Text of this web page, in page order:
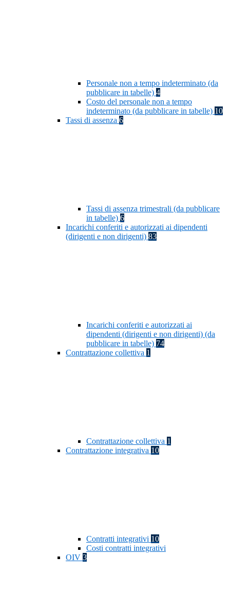
Personale non a tempo indeterminato (da
pubblicare in tabelle) 4
Costo del personale non a tempo
indeterminato (da pubblicare in tabelle) 10
Tassi di assenza 6
Tassi di assenza trimestrali (da pubblicare
in tabelle) 6
Incarichi conferiti e autorizzati ai dipendenti
(dirigenti e non dirigenti) 83
Incarichi conferiti e autorizzati ai
dipendenti (dirigenti e non dirigenti) (da
pubblicare in tabelle) 74
Contrattazione collettiva 1
Contrattazione collettiva 1
Contrattazione integrativa 10
Contratti integrativi 10
Costi contratti integrativi
OIV 3